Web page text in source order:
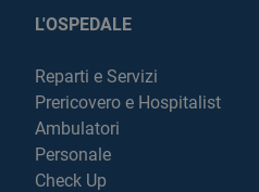
L'OSPEDALE
Reparti e Servizi
Prericovero e Hospitalist
Ambulatori
Personale
Check Up